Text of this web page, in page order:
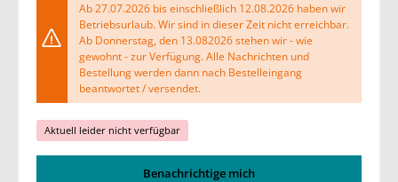
Ab 27.07.2026 bis einschließlich 12.08.2026 haben wir
Betriebsurlaub. Wir sind in dieser Zeit nicht erreichbar.
Ab Donnerstag, den 13.082026 stehen wir - wie
gewohnt - zur Verfügung. Alle Nachrichten und
Bestellung werden dann nach Bestelleingang
beantwortet / versendet.
Aktuell leider nicht verfügbar
Benachrichtige mich